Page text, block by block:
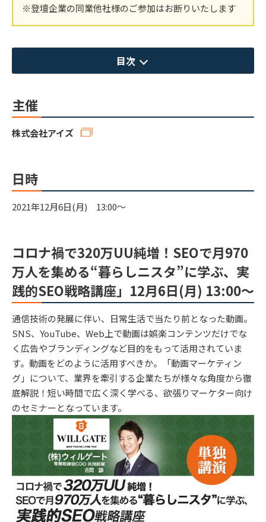
※登壇企業の同業他社様のご参加はお断りいたします
目次
主催
株式会社アイズ
日時
2021年12月6日(月) 13:00～
コロナ禍で320万UU純増！SEOで月970
万人を集める“暮らしニスタ”に学ぶ、実
践的SEO戦略講座」12月6日(月) 13:00～
通信技術の発展に伴い、日常生活で当たり前となった動画。
SNS、YouTube、Web上で動画は娯楽コンテンツだけでな
く広告やブランディングなど目的をもって活用されていま
す。動画をどのように活用すべきか。「動画マーケティン
グ」について、業界を牽引する企業たちが様々な角度から徹
底解説！短い時間で広く深く学べる、欲張りマーケター向け
のセミナーとなっています。